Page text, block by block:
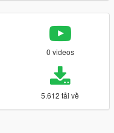
0 videos
5.612 tải về